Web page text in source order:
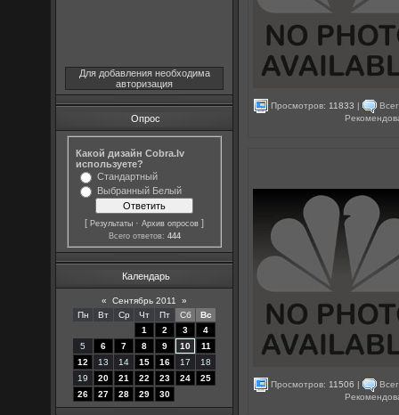
Для добавления необходима
авторизация
Опрос
Какой дизайн Cobra.lv
используете?
Стандартный
Выбранный Белый
[Результаты ·Архив опросов ]
Всего ответов: 444
Календарь
« Сентябрь 2011
»
Пн
Вт Ср Чт Пт Сб
Вс
1
2 3
4
5
6 7 8 9 10
11
12
13 14 15 16 17
18
19
20 21 22 23 24
25
26
27 28 29 30
Просмотров: 11833 |
Просмотров: 11506 |